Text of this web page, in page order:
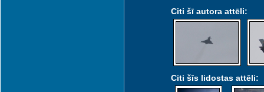
Citi šī autora attēli:
Citi šīs lidostas attēli: